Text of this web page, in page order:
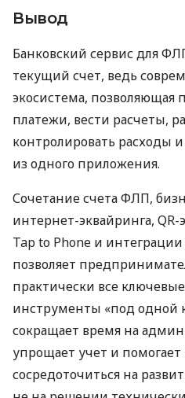
Вывод
Банковский сервис для
текущий счет, ведь
экосистема,
платежи, вести расчеты,
контролировать расходы
из одного приложения.
Сочетание счета ФЛП,
интернет-эквайринга,
Tap to Phone и
позволяет
практически все
инструменты «под одной
сокращает время на
упрощает учет и
сосредоточиться на